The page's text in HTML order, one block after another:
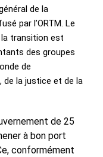
de la
par l’ORTM. Le
transition est
des groupes
de
de la justice et de la
de 25
à bon port
conformément